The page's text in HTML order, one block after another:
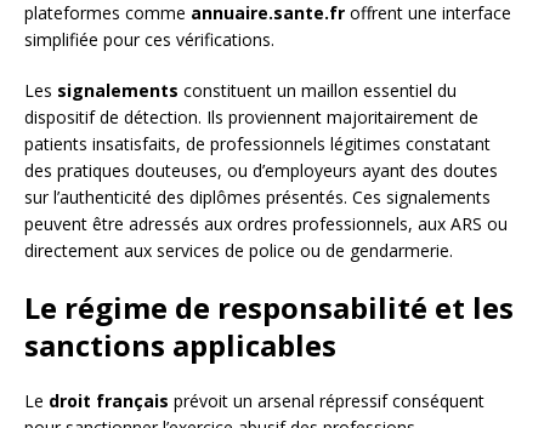
plateformes comme annuaire.sante.fr offrent une interface
simplifiée pour ces vérifications.
Les signalements constituent un maillon essentiel du
dispositif de détection. Ils proviennent majoritairement de
patients insatisfaits, de professionnels légitimes constatant
des pratiques douteuses, ou d’employeurs ayant des doutes
sur l’authenticité des diplômes présentés. Ces signalements
peuvent être adressés aux ordres professionnels, aux ARS ou
directement aux services de police ou de gendarmerie.
Le régime de responsabilité et les
sanctions applicables
Le droit français prévoit un arsenal répressif conséquent